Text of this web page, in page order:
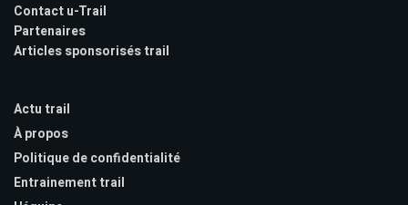
Contact u-Trail
Partenaires
Articles sponsorisés trail
Actu trail
À propos
Politique de confidentialité
Entrainement trail